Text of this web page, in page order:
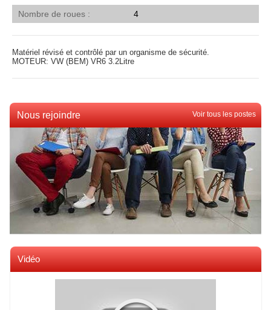
Nombre de roues
4
Matériel révisé et contrôlé par un organisme de sécurité.
MOTEUR: VW (BEM) VR6 3.2Litre
Nous rejoindre Voir tous les postes
Vidéo